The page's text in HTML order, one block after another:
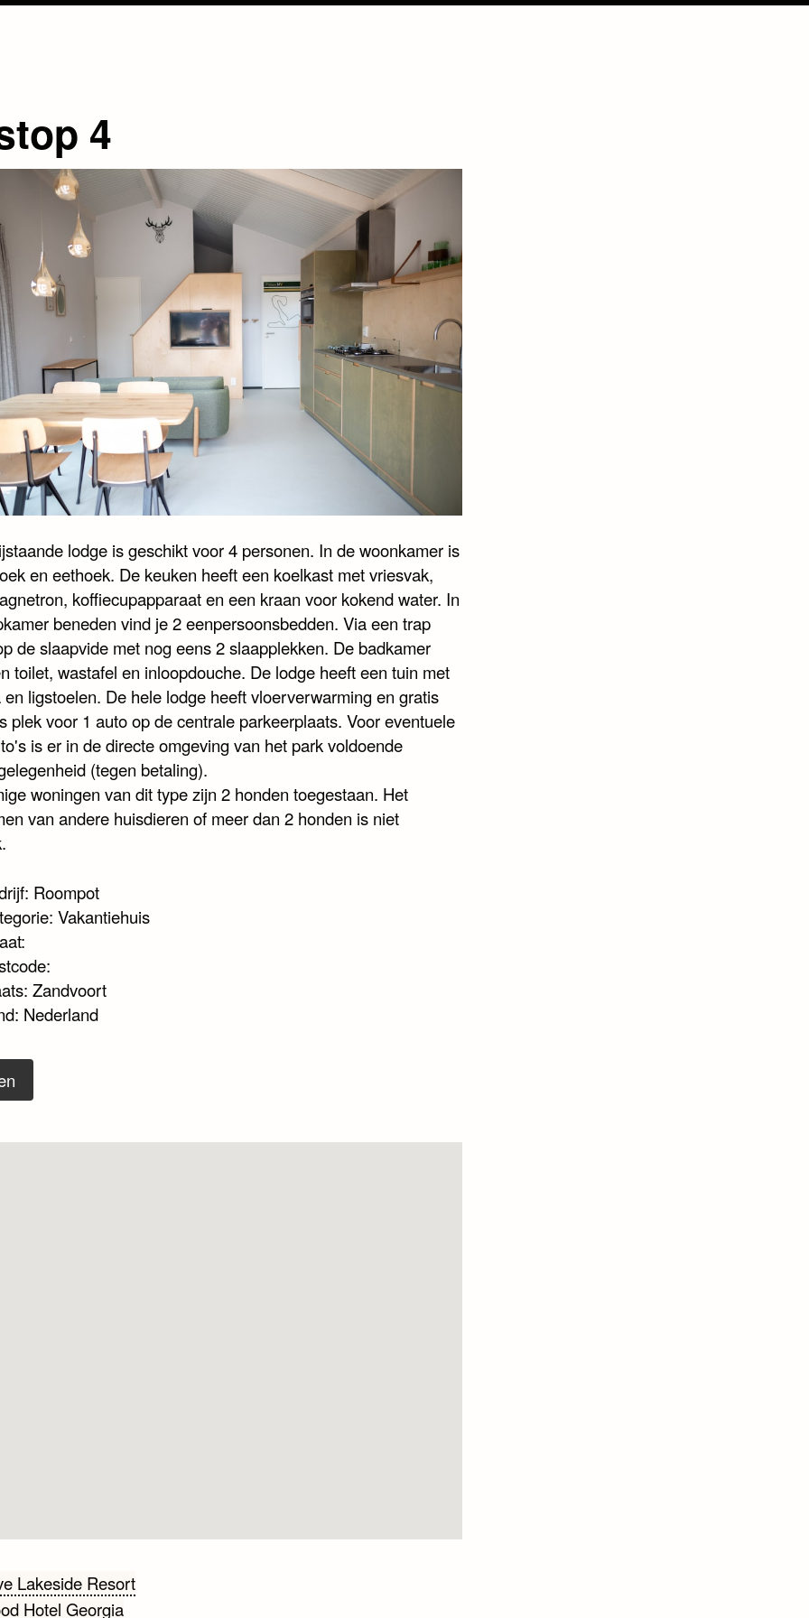
4
lodge is geschikt voor 4 personen. In de woonkamer is
en eethoek. De keuken heeft een koelkast met vriesvak,
koffiecupapparaat en een kraan voor kokend water. In
beneden vind je 2 eenpersoonsbedden. Via een trap
de slaapvide met nog eens 2 slaapplekken. De badkamer
toilet, wastafel en inloopdouche. De lodge heeft een tuin met
en ligstoelen. De hele lodge heeft vloerverwarming en gratis
plek voor 1 auto op de centrale parkeerplaats. Voor eventuele
is er in de directe omgeving van het park voldoende
(tegen betaling).
woningen van dit type zijn 2 honden toegestaan. Het
van andere huisdieren of meer dan 2 honden is niet
Roompot
Vakantiehuis
Zandvoort
Nederland
Lakeside Resort
Hotel Georgia